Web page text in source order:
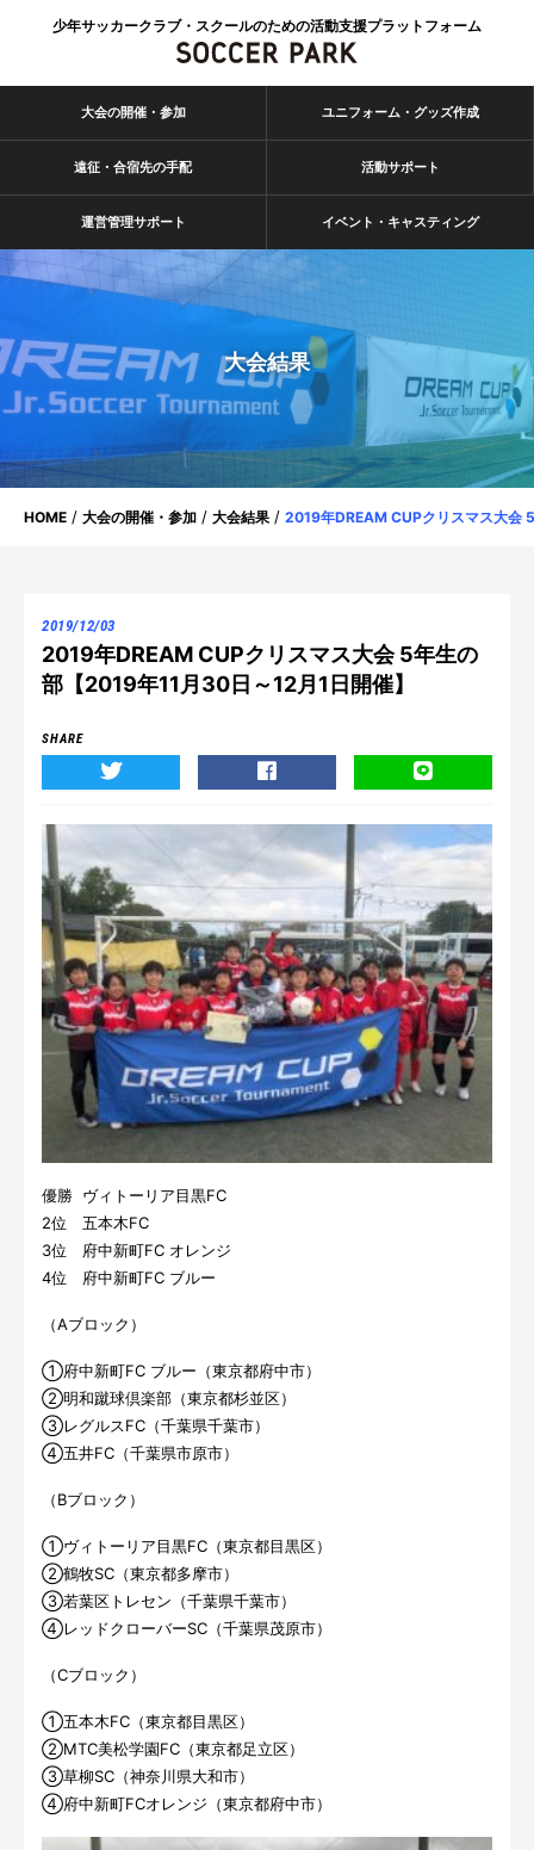
少年サッカークラブ・スクールのための活動支援プラットフォーム
大会の開催・参加 ユニフォーム・グッズ作成
遠征・合宿先の手配 活動サポート
運営管理サポート イベント・キャスティング
大会結果
HOME 大会の開催・参加 大会結果 2019年DREAM CUPクリスマス大会
2019/12/03
2019年DREAM CUPクリスマス大会 5年生の
部【2019年11月30日～12月1日開催】
SHARE
優勝 ヴィトーリア目黒FC
2位 五本木FC
3位 府中新町FC オレンジ
4位 府中新町FC ブルー
（Aブロック）
①府中新町FC ブルー（東京都府中市）
②明和蹴球倶楽部（東京都杉並区）
③レグルスFC（千葉県千葉市）
④五井FC（千葉県市原市）
（Bブロック）
①ヴィトーリア目黒FC（東京都目黒区）
②鶴牧SC（東京都多摩市）
③若葉区トレセン（千葉県千葉市）
④レッドクローバーSC（千葉県茂原市）
（Cブロック）
①五本木FC（東京都目黒区）
②MTC美松学園FC（東京都足立区）
③草柳SC（神奈川県大和市）
④府中新町FCオレンジ（東京都府中市）